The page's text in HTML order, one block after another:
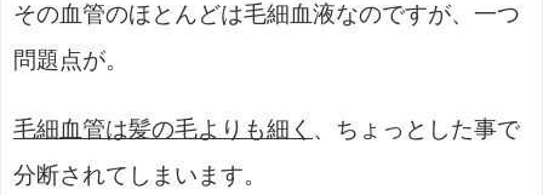
その血管のほとんどは毛細血液なのですが、一つ
問題点が。
毛細血管は髪の毛よりも細く
、ちょっとした事で
分断されてしまいます。